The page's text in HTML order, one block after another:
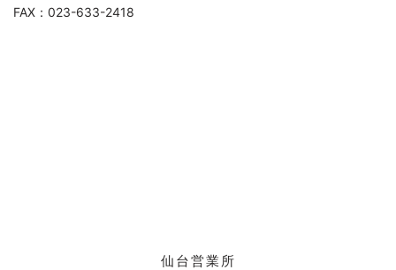
FAX：023-633-2418
仙台営業所